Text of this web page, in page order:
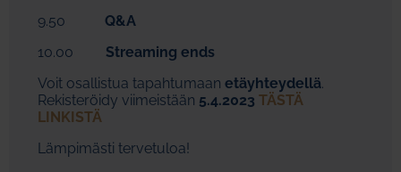
9.50 Q&A
10.00 Streaming ends
Voit osallistua tapahtumaan etäyhteydellä.
Rekisteröidy viimeistään 5.4.2023 TÄSTÄ
LINKISTÄ
Lämpimästi tervetuloa!